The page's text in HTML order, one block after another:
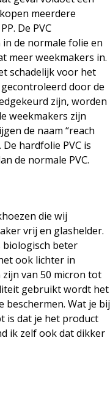
meerdere
De PVC
de normale folie en
meer weekmakers in.
schadelijk voor het
door de
zijn, worden
weekmakers zijn
de naam “reach
hardfolie PVC is
de normale PVC.
die wij
vrij en glashelder.
biologisch beter
ook lichter in
van 50 micron tot
gebruikt wordt het
beschermen. Wat je bij
is dat je het product
ik zelf ook dat dikker